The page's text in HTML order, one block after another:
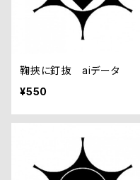
鞠挾に釘抜 aiデータ
¥550